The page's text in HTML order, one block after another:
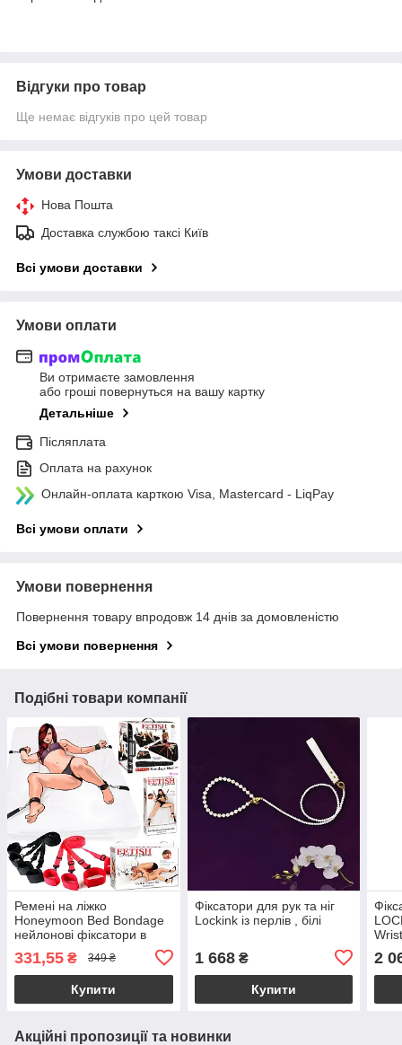
Відгуки про товар
Ще немає відгуків про цей товар
Умови доставки
Нова Пошта
Доставка службою таксі Київ
Всі умови доставки
Умови оплати
Ви отримаєте замовлення
або гроші повернуться на вашу картку
Детальніше
Післяплата
Оплата на рахунок
Онлайн-оплата карткою Visa, Mastercard - LiqPay
Всі умови оплати
Умови повернення
Повернення товару впродовж 14 днів за домовленістю
Всі умови повернення
Подібні товари компанії
Ремені на ліжко
Honeymoon Bed Bondage
нейлонові фіксатори в
331,55 ₴ 349 ₴
Купити
Фіксатори для рук та ніг
Lockink із перлів , білі
1 668₴
Купити
2
Акційні пропозиції та новинки